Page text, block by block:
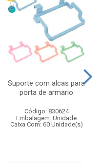
Suporte com alcas para
porta de armario
Código: 830624
Embalagem: Unidade
Caixa Com: 60 Unidade(s)